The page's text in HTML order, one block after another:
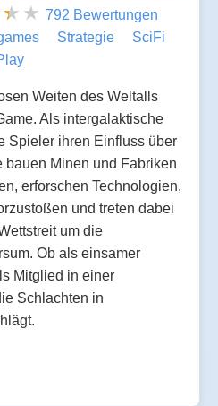
792 Bewertungen
Strategie
SciFi
Weiten des Weltalls
Als intergalaktische
Spieler ihren Einfluss über
bauen Minen und Fabriken
erforschen Technologien,
und treten dabei
um die
Ob als einsamer
Mitglied in einer
Schlachten in